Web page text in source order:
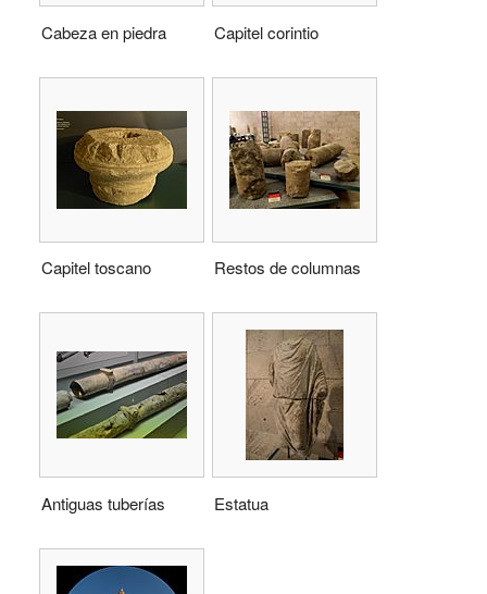
Cabeza en piedra Capitel corintio
Capitel toscano Restos de columnas
Antiguas tuberías Estatua